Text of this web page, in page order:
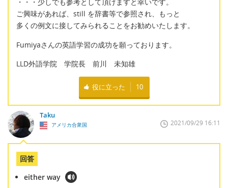
ご興味があれば、still を辞書等で参照され、もっと
多くの例文に接してみられることをお勧めいたします。
Fumiyaさんの英語学習の成功を願っております。
LLD外語学院 学院長 前川 未知雄
役に立った 10
Taku
アメリカ合衆国 2021/09/29 16:11
回答
either way